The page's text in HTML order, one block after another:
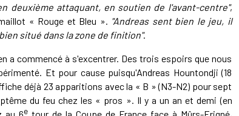
deuxième attaquant, en soutien de l'avant-centre",
« Rouge et Bleu ». "Andreas sent bien le jeu, il
situé dans la zone de finition".
a commencé à s'excentrer. Des trois espoirs que nous
Et pour cause puisqu'Andreas Hountondji (18
déjà 23 apparitions avec la « B » (N3-N2) pour sept
du feu chez les « pros ». Il y a un an et demi (en
e